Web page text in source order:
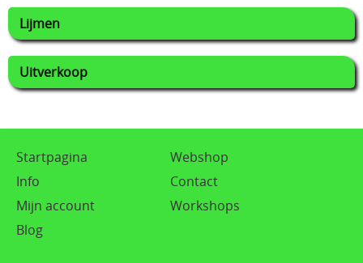
Lijmen
Uitverkoop
Startpagina
Webshop
Info
Contact
Mijn account
Workshops
Blog